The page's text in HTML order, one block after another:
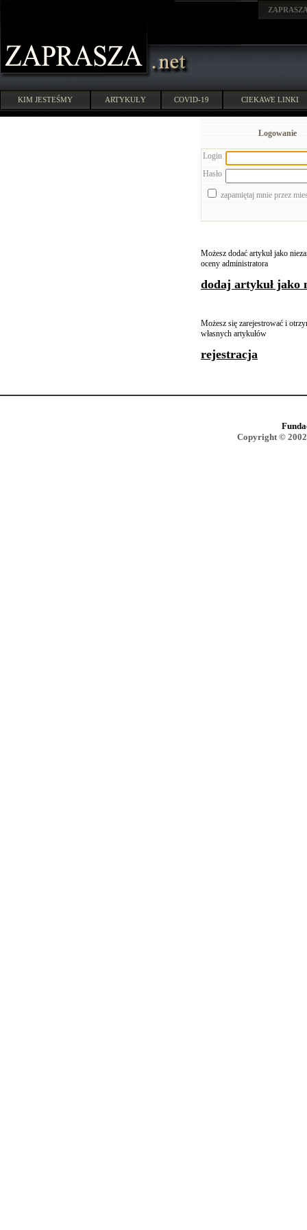
KIM JESTEŚMY ARTYKUŁY COVID-19 CIEKAWE LINKI
Logowanie
Login
Hasło
zapamiętaj mnie przez
Możesz dodać artykuł jako
oceny administratora
dodaj artykuł jako
Możesz się zarejestrować i
własnych artykułów
rejestracja
Copyright ©